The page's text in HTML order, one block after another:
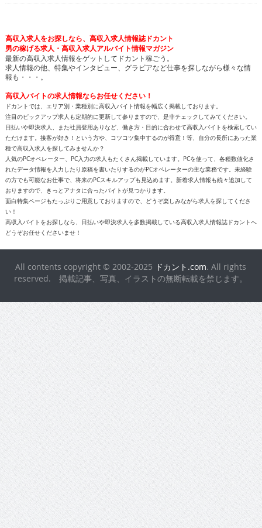
高収入求人をお探しなら、高収入求人情報誌ドカント
男の稼げる求人・高収入求人アルバイト情報マガジン
最新の高収入求人情報をゲットしてドカント稼ごう。
求人情報の他、特集やインタビュー、グラビアなど仕事を探しながら様々な情
報も・・・。
高収入バイトの求人情報ならお任せください！
ドカントでは、エリア別・業種別に高収入バイト情報を幅広く掲載しております。
注目のピックアップ求人も定期的に更新して参りますので、是非チェックしてみてください。
日払いや即決求人、また社員登用ありなど、働き方・目的に合わせて高収入バイトを検索してい
ただけます。接客が好き！という方や、コツコツ集中するのが得意！等、自分の長所にあった業
種で高収入求人を探してみませんか？
人気のPCオペレーター、PC入力の求人もたくさん掲載しています。PCを使って、各種数値化さ
れたデータ情報を入力したり原稿を書いたりするのがPCオペレーターの主な業務です。未経験
の方でも可能なお仕事で、将来のPCスキルアップも見込めます。新着求人情報も続々追加して
おりますので、きっとアナタに合ったバイトが見つかります。
面白特集ページもたっぷりご用意しておりますので、どうぞ楽しみながら求人を探してくださ
い！
高収入バイトをお探しなら、日払いや即決求人を多数掲載している高収入求人情報誌ドカントへ
どうぞお任せくださいませ！
All contents copyright © 2002-2025 ドカント.com. All rights
reserved. 掲載記事、写真、イラストの無断転載を禁じます。